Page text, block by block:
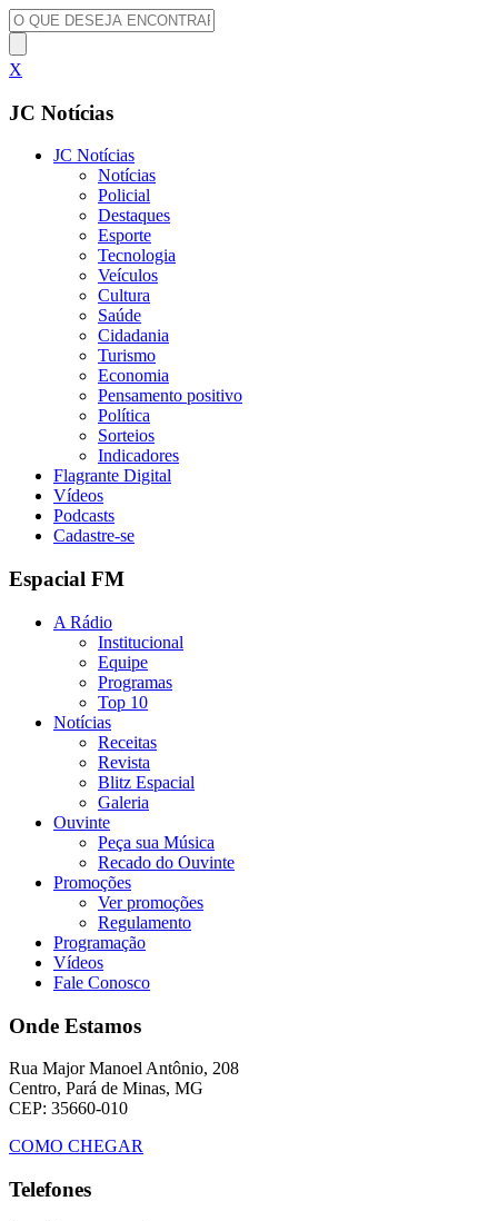
X
JC Notícias
JC Notícias
Notícias
Policial
Destaques
Esporte
Tecnologia
Veículos
Cultura
Saúde
Cidadania
Turismo
Economia
Pensamento positivo
Política
Sorteios
Indicadores
Flagrante Digital
Vídeos
Podcasts
Cadastre-se
Espacial FM
A Rádio
Institucional
Equipe
Programas
Top 10
Notícias
Receitas
Revista
Blitz Espacial
Galeria
Ouvinte
Peça sua Música
Recado do Ouvinte
Promoções
Ver promoções
Regulamento
Programação
Vídeos
Fale Conosco
Onde Estamos
Rua Major Manoel Antônio, 208
Centro, Pará de Minas, MG
CEP: 35660-010
COMO CHEGAR
Telefones